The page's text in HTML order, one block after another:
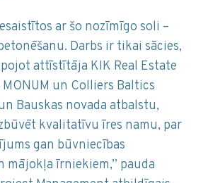
ar šo nozīmīgo soli –
Darbs ir tikai sācies,
attīstītāja KIK Real Estate
un Colliers Baltics
Bauskas novada atbalstu,
kvalitatīvu īres namu, par
gan būvniecības
mājokļa īrniekiem,” pauda